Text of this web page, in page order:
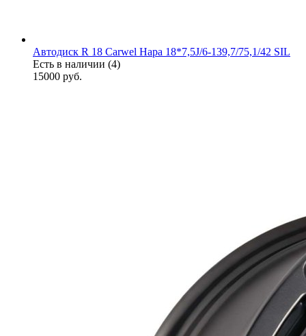
Автодиск R 18 Carwel Нара 18*7,5J/6-139,7/75,1/42 SIL
Есть в наличии (4)
15000 руб.